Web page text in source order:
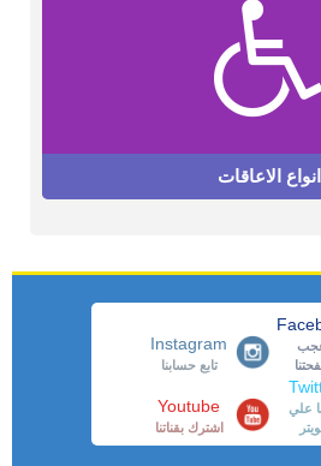
انواع الاعاقات
Instagram
تابع حسابنا
علي
Youtube
اشترك بقناتنا